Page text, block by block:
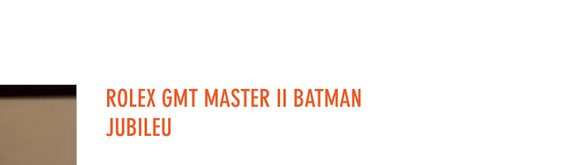
ROLEX GMT MASTER II BATMAN
JUBILEU